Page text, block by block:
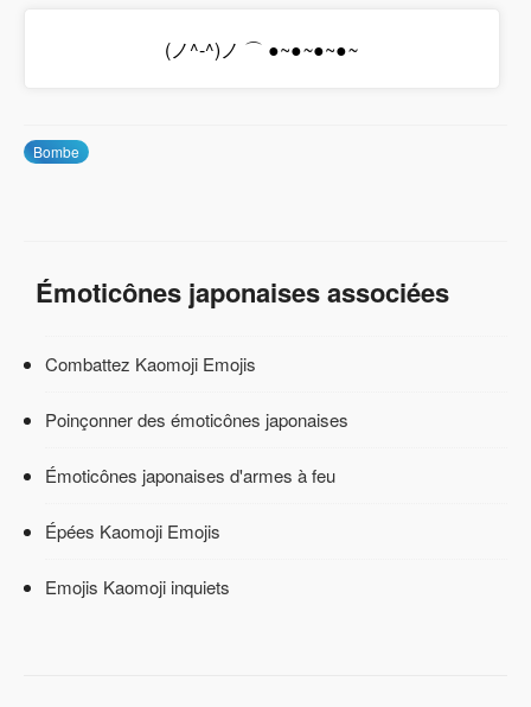
(ノ^-^)ノ ⌒ ●~●~●~●~
Bombe
Émoticônes japonaises associées
Combattez Kaomoji Emojis
Poinçonner des émoticônes japonaises
Émoticônes japonaises d'armes à feu
Épées Kaomoji Emojis
Emojis Kaomoji inquiets